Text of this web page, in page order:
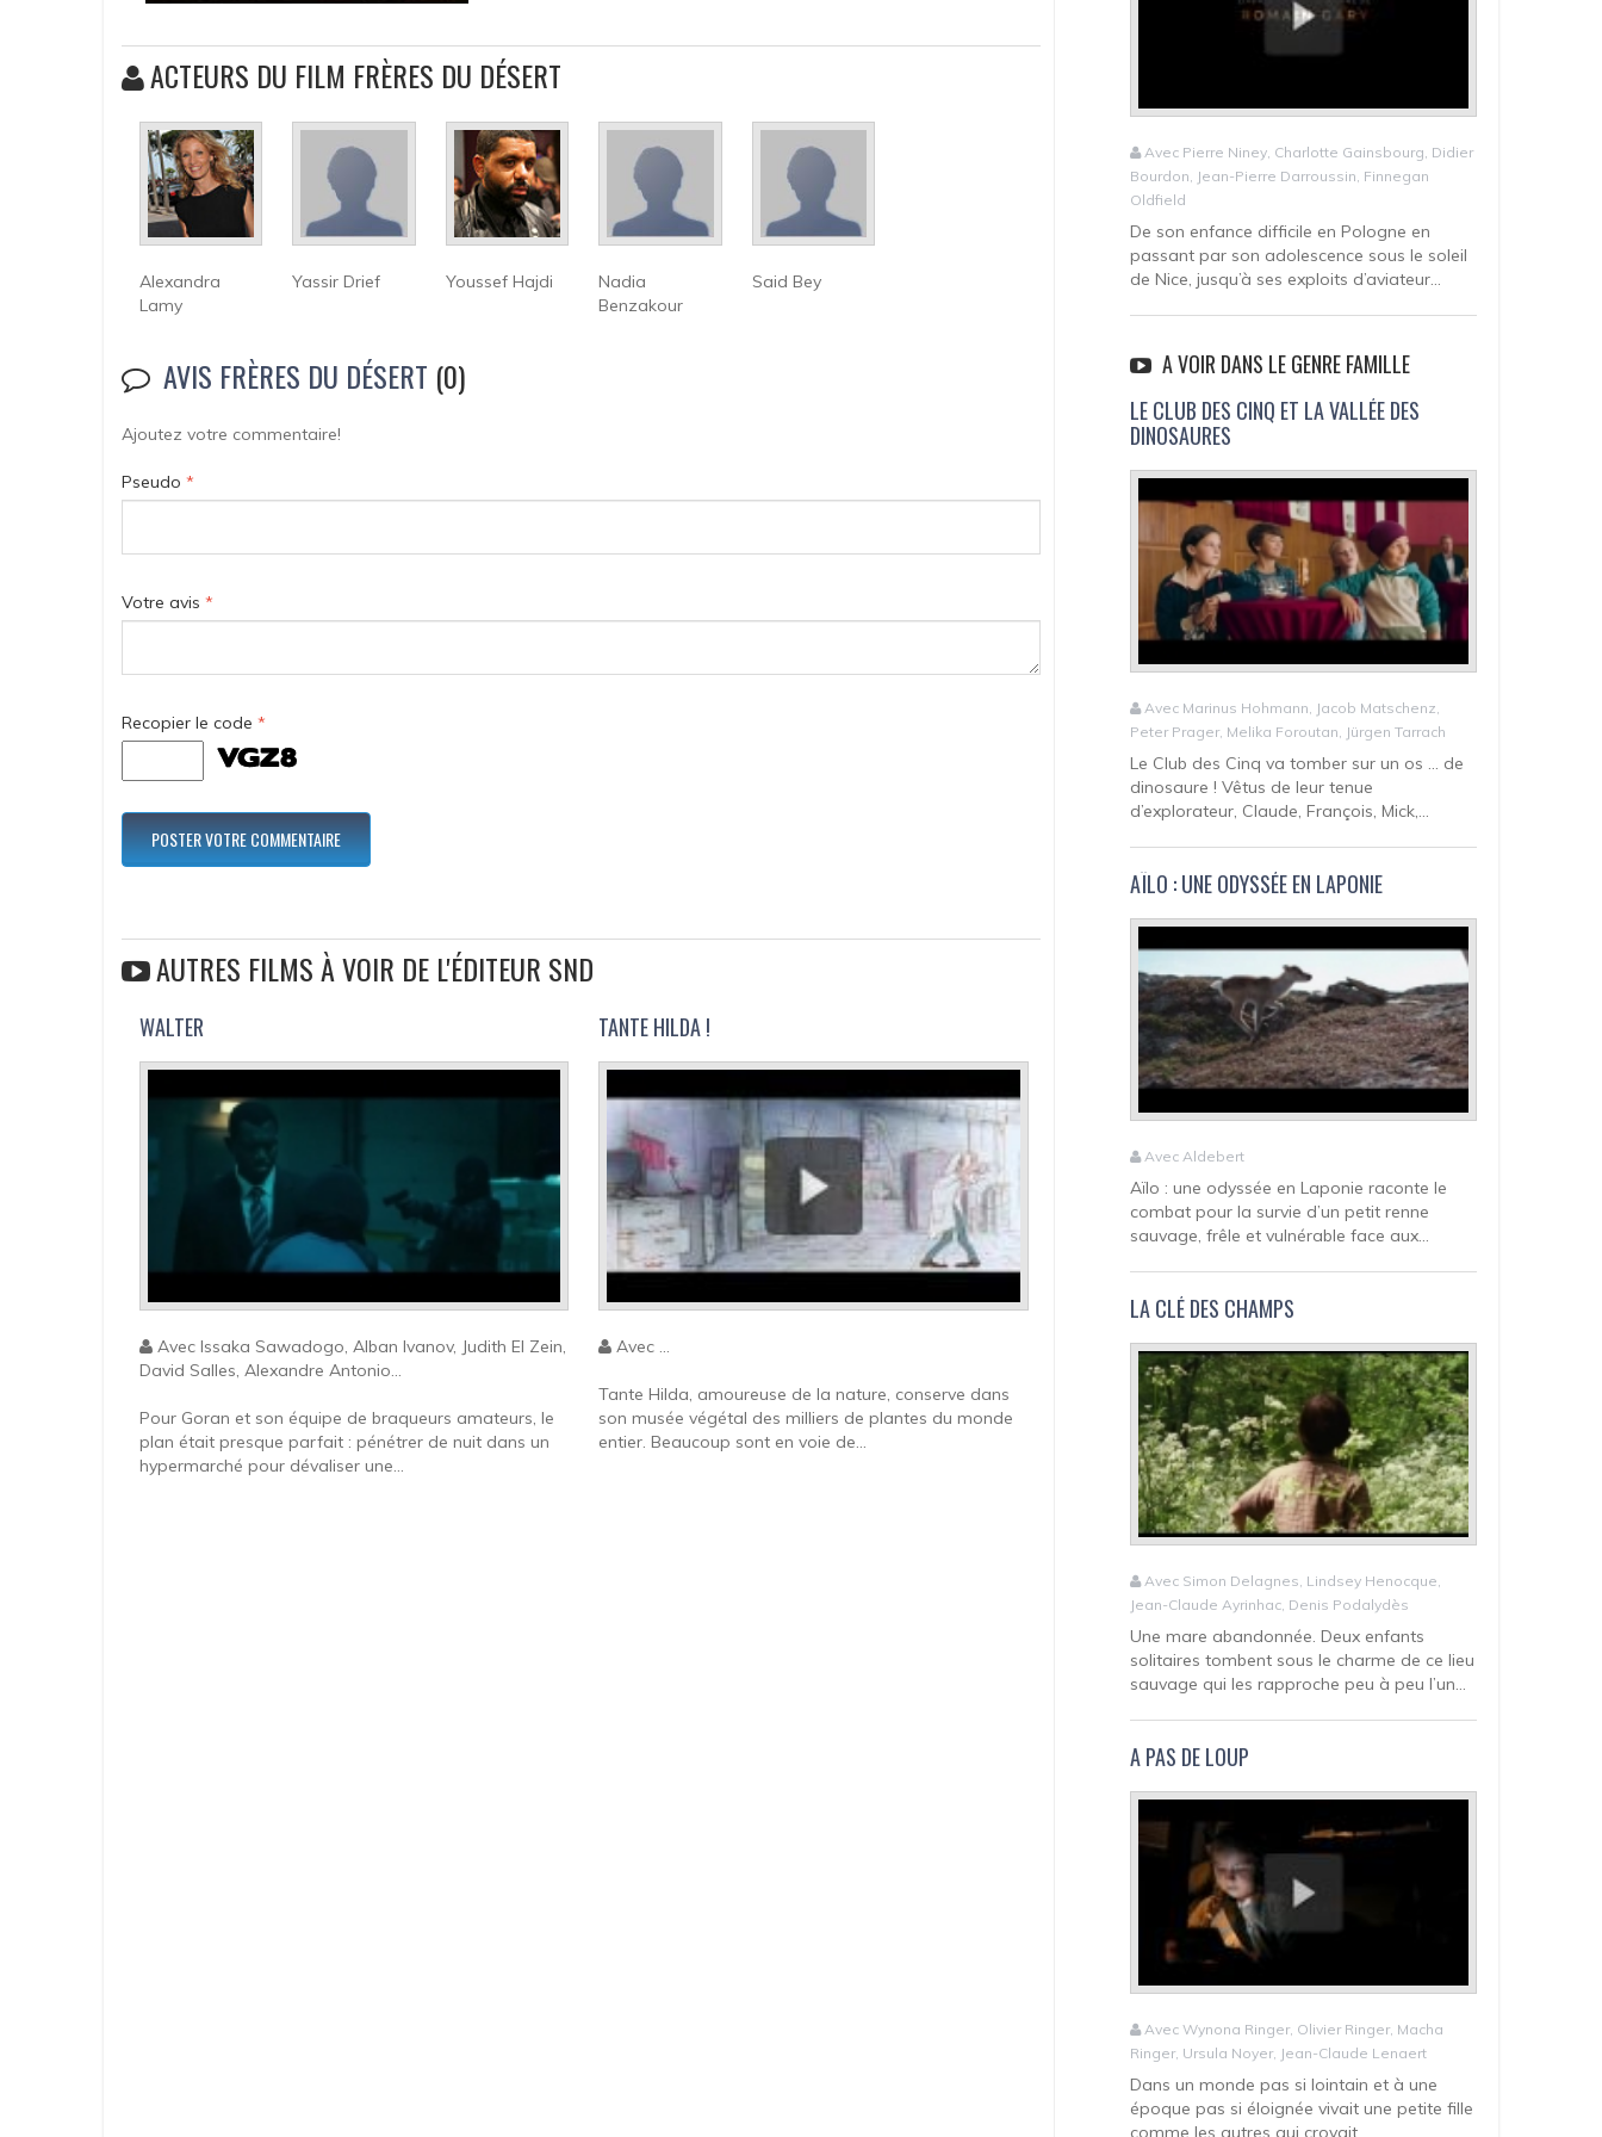
ACTEURS DU FILM FRÈRES DU DÉSERT
Alexandra
Lamy
Yassir Drief Youssef Hajdi
Nadia
Benzakour
Said Bey
AVIS FRÈRES DU DÉSERT (0)
Ajoutez votre commentaire!
Pseudo *
Votre avis *
Recopier le code *
AUTRES FILMS À VOIR DE L'ÉDITEUR SND
WALTER
Avec Issaka Sawadogo, Alban Ivanov, Judith El Zein,
David Salles, Alexandre Antonio...
Pour Goran et son équipe de braqueurs amateurs, le
plan était presque parfait : pénétrer de nuit dans un
hypermarché pour dévaliser une...
TANTE HILDA !
Avec ...
Tante Hilda, amoureuse de la nature, conserve dans
son musée végétal des milliers de plantes du monde
entier. Beaucoup sont en voie de...
Avec Pierre Niney, Charlotte Gainsbourg, Didier
Bourdon, Jean-Pierre Darroussin, Finnegan
Oldfield
De son enfance difficile en Pologne en
passant par son adolescence sous le soleil
de Nice, jusqu’à ses exploits d’aviateur...
A VOIR DANS LE GENRE FAMILLE
LE CLUB DES CINQ ET LA VALLÉE DES
DINOSAURES
Avec Marinus Hohmann, Jacob Matschenz,
Peter Prager, Melika Foroutan, Jürgen Tarrach
Le Club des Cinq va tomber sur un os ... de
dinosaure ! Vêtus de leur tenue
d’explorateur, Claude, François, Mick,...
AÏLO : UNE ODYSSÉE EN LAPONIE
Avec Aldebert
Aïlo : une odyssée en Laponie raconte le
combat pour la survie d’un petit renne
sauvage, frêle et vulnérable face aux...
LA CLÉ DES CHAMPS
Avec Simon Delagnes, Lindsey Henocque,
Jean-Claude Ayrinhac, Denis Podalydès
Une mare abandonnée. Deux enfants
solitaires tombent sous le charme de ce lieu
sauvage qui les rapproche peu à peu l’un...
A PAS DE LOUP
Avec Wynona Ringer, Olivier Ringer, Macha
Ringer, Ursula Noyer, Jean-Claude Lenaert
Dans un monde pas si lointain et à une
époque pas si éloignée vivait une petite fille
comme les autres qui croyait...